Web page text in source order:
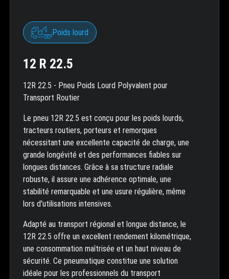
Poids lourd
12 R 22.5
12R 22.5 - Pneu Poids Lourd Polyvalent pour
Transport Routier
Le pneu 12R 22.5 est conçu pour les poids lourds,
tracteurs routiers, porteurs et remorques
nécessitant une excellente capacité de charge, une
grande longévité et des performances fiables sur
longues distances. Grâce à sa structure radiale
robuste, il assure une adhérence optimale, une
stabilité remarquable et une usure régulière, même
lors d'utilisations intensives.
Adapté au transport régional et longue distance, le
12R 22.5 offre un excellent rendement kilométrique,
une consommation maîtrisée et un haut niveau de
sécurité. Ce pneumatique constitue une solution
idéale pour les professionnels du transport